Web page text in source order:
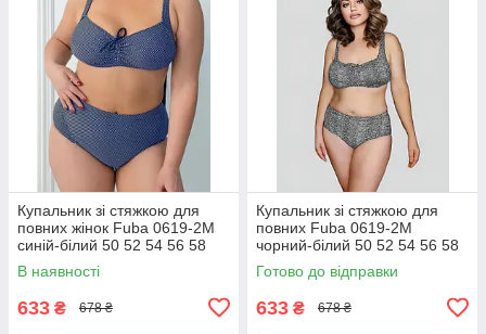
Купальник зі стяжкою для
повних жінок Fuba 0619-2M
синій-білий 50 52 54 56 58
розмір
В наявності
633 ₴ 678 ₴
Купальник зі стяжкою для
повних Fuba 0619-2M
чорний-білий 50 52 54 56 58
розмір
Готово до відправки
633 ₴ 678 ₴